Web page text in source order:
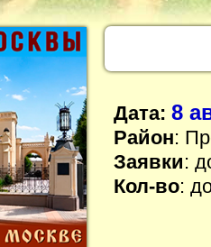
Дата: 8
Район:
Заявки:
Кол-во: